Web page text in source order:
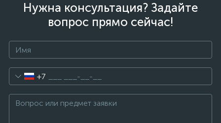
Нужна консультация? Задайте
вопрос прямо сейчас!
+7